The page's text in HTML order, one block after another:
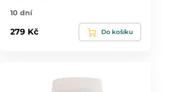
10 dní
279 Kč Do košíku